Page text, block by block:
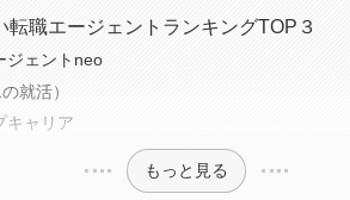
転職エージェントランキングTOP３
ジェントneo
就活）
キャリア
もっと見る